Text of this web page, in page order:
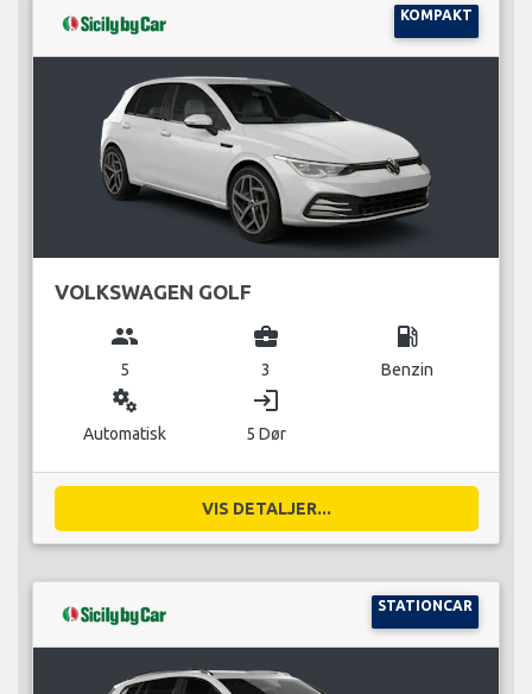
KOMPAKT
VOLKSWAGEN GOLF
group
5
business_center
3
local_gas_station
Benzin
miscellaneous_services
Automatisk
login
5 Dør
VIS DETALJER...
STATIONCAR